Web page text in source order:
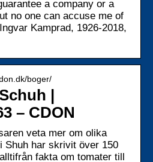
a company or a
no one can accuse me of
Kamprad, 1926-2018,
boger/
|
– CDON
veta mer om olika
har skrivit över 150
fakta om tomater till